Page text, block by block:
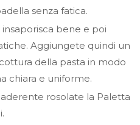
senza fatica.
bene e poi
Aggiungete quindi un
della pasta in modo
chiara e uniforme.
rosolate la Paletta